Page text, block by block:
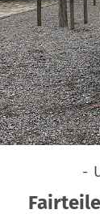
-